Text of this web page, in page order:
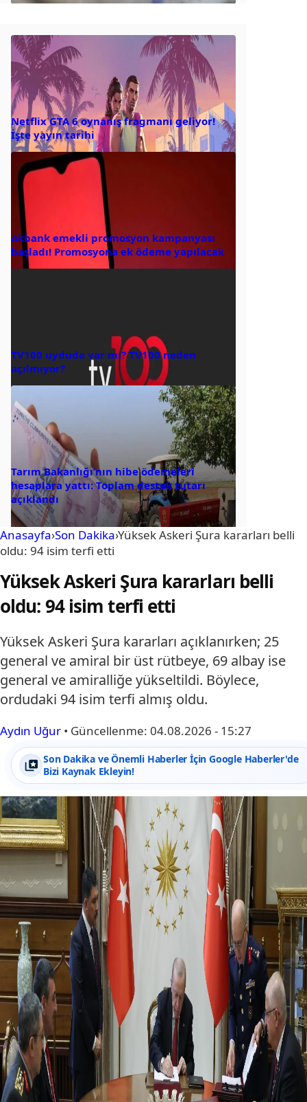
Netflix GTA 6 oynanış fragmanı geliyor!
İşte yayın tarihi
Akbank emekli promosyon kampanyası
başladı! Promosyona ek ödeme yapılacak
TV100 uyduda var mı? TV100 neden
açılmıyor?
Tarım Bakanlığı’nın hibe ödemeleri
hesaplara yattı: Toplam destek tutarı
açıklandı
Anasayfa›Son Dakika›Yüksek Askeri Şura kararları belli
oldu: 94 isim terfi etti
Yüksek Askeri Şura kararları belli
oldu: 94 isim terfi etti
Yüksek Askeri Şura kararları açıklanırken; 25
general ve amiral bir üst rütbeye, 69 albay ise
general ve amiralliğe yükseltildi. Böylece,
ordudaki 94 isim terfi almış oldu.
Aydın Uğur • Güncellenme: 04.08.2026 - 15:27
Son Dakika ve Önemli Haberler İçin Google Haberler'de
Bizi Kaynak Ekleyin!